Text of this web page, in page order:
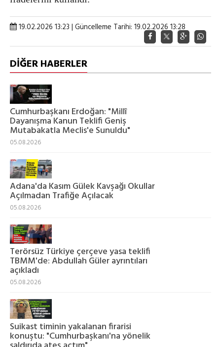
19.02.2026 13:23 | Güncelleme Tarihi: 19.02.2026 13:28
DİĞER HABERLER
Cumhurbaşkanı Erdoğan: "Millî
Dayanışma Kanun Teklifi Geniş
Mutabakatla Meclis'e Sunuldu"
05.08.2026
Adana'da Kasım Gülek Kavşağı Okullar
Açılmadan Trafiğe Açılacak
05.08.2026
Terörsüz Türkiye çerçeve yasa teklifi
TBMM'de: Abdullah Güler ayrıntıları
açıkladı
05.08.2026
Suikast timinin yakalanan firarisi
konuştu: "Cumhurbaşkanı'na yönelik